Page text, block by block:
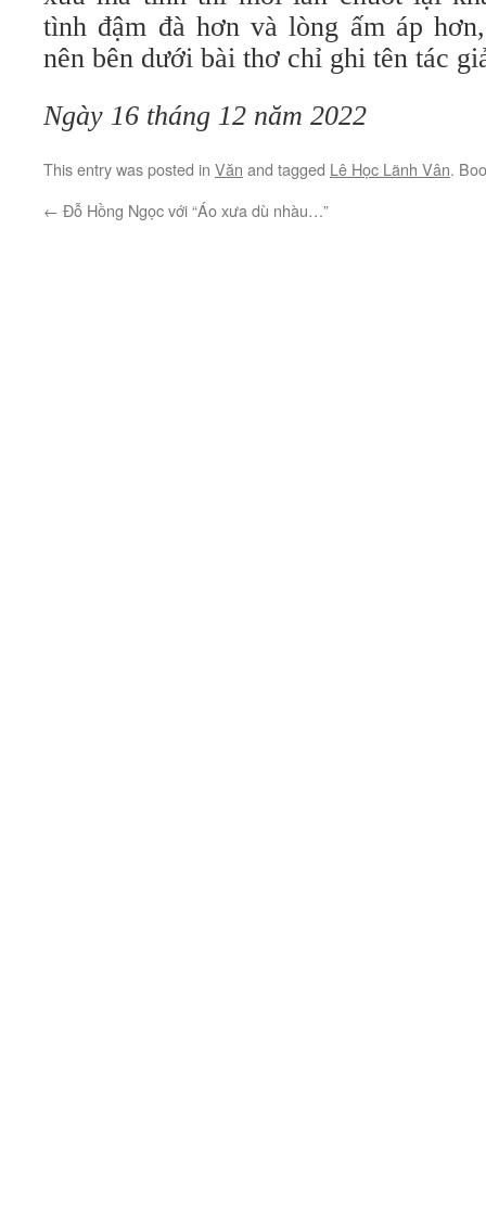
tình đậm đà hơn và lòng ấm áp
nên bên dưới bài thơ chỉ ghi tên tác
Ngày 16 tháng 12 năm 2022
This entry was posted in Văn and tagged Lê Học Lãnh Vân.
← Đỗ Hồng Ngọc với “Áo xưa dù nhàu…”